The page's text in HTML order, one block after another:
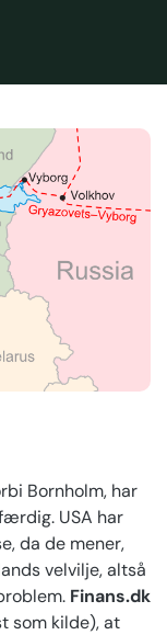
Bornholm, har
USA har
da de mener,
velvilje, altså
Finans.dk
som kilde), at